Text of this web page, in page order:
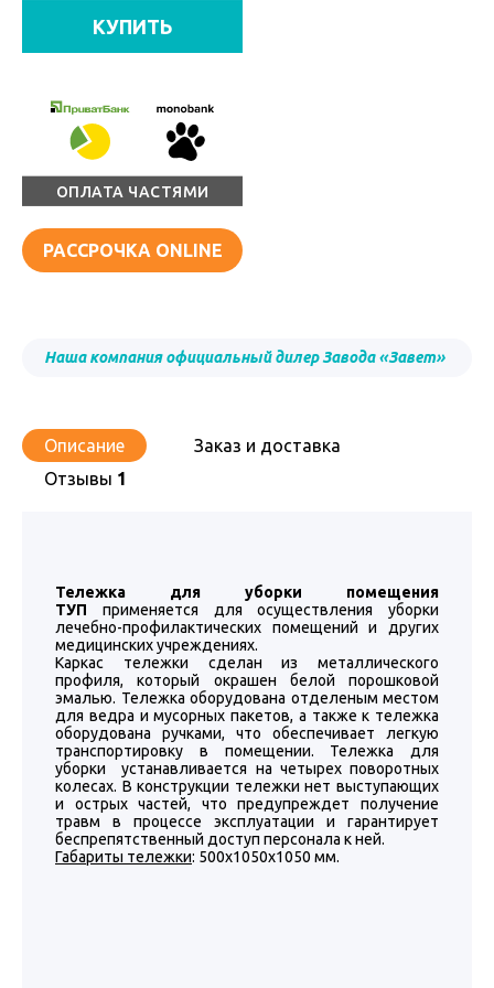
КУПИТЬ
ОПЛАТА ЧАСТЯМИ
РАССРОЧКА ONLINE
Наша компания официальный дилер Завода «Завет»
Описание
Заказ и доставка
Отзывы 1
Тележка для уборки помещения
ТУП применяется для осуществления уборки
лечебно-профилактических помещений и других
медицинских учреждениях.
Каркас тележки сделан из металлического
профиля, который окрашен белой порошковой
эмалью. Тележка оборудована отделеным местом
для ведра и мусорных пакетов, а также к тележка
оборудована ручками, что обеспечивает легкую
транспортировку в помещении. Тележка для
уборки устанавливается на четырех поворотных
колесах. В конструкции тележки нет выступающих
и острых частей, что предупреждет получение
травм в процессе эксплуатации и гарантирует
беспрепятственный доступ персонала к ней.
Габариты тележки: 500х1050х1050 мм.